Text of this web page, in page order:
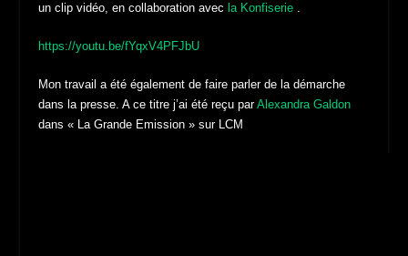
un clip vidéo, en collaboration avec la Konfiserie .
https://youtu.be/fYqxV4PFJbU
Mon travail a été également de faire parler de la démarche
dans la presse. A ce titre j’ai été reçu parAlexandra Galdon
dans « La Grande Emission » sur LCM